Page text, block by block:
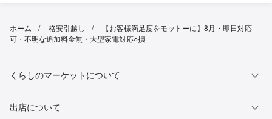
ホーム 格安引越し
【お客様満足度をモットーに】8月・即日対応
可・不明な追加料金無・大型家電対応○損
くらしのマーケットについて
出店について